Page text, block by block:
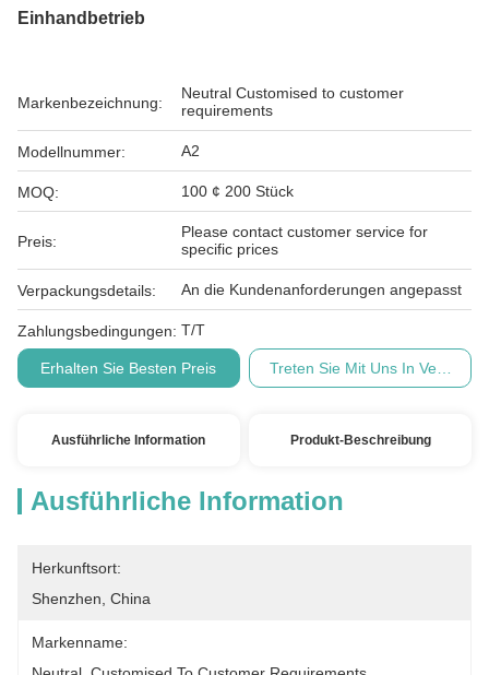
Einhandbetrieb
Markenbezeichnung:
Neutral Customised to customer
requirements
Modellnummer: A2
MOQ: 100 ¢ 200 Stück
Preis:
Please contact customer service for
specific prices
Verpackungsdetails: An die Kundenanforderungen angepasst
Zahlungsbedingungen: T/T
Erhalten Sie Besten Preis Treten Sie Mit Uns In
Ausführliche Information Produkt-Beschreibung
Ausführliche Information
Herkunftsort:
Shenzhen, China
Markenname: